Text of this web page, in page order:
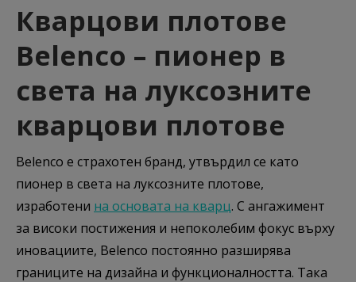
Кварцови плотове
Belenco – пионер в
света на луксозните
кварцови плотове
Belenco e страхотен бранд, утвърдил се като
пионер в света на луксозните плотове,
изработени на основата на кварц. С ангажимент
за високи постижения и непоколебим фокус върху
иновациите, Belenco постоянно разширява
границите на дизайна и функционалността. Така